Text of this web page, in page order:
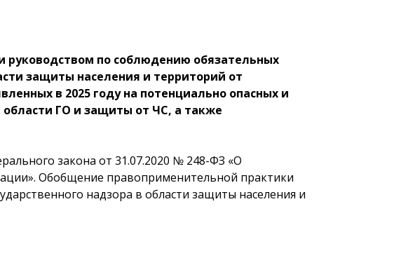
по соблюдению обязательных
защиты населения и территорий от
в 2025 году на потенциально опасных и
ГО и защиты от ЧС, а также
закона от 31.07.2020 № 248-ФЗ «О
Обобщение правоприменительной практики
надзора в области защиты населения и